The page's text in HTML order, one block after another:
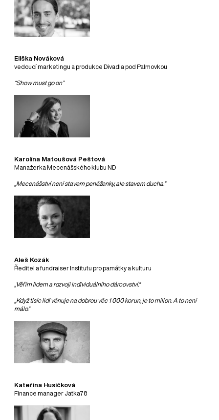
Eliška Nováková
vedoucí marketingu a produkce Divadla pod Palmovkou
“Show must go on”
Karolína Matoušová Peštová
Manažerka Mecenášského klubu ND
„Mecenášství není stavem peněženky, ale stavem ducha.“
Aleš Kozák
Ředitel a fundraiser Institutu pro památky a kulturu
„Věřím lidem a rozvoji individuálního dárcovství.“
„Když tisíc lidí věnuje na dobrou věc 1 000 korun, je to milion. A to není
málo.“
Kateřina Husičková
Finance manager Jatka78